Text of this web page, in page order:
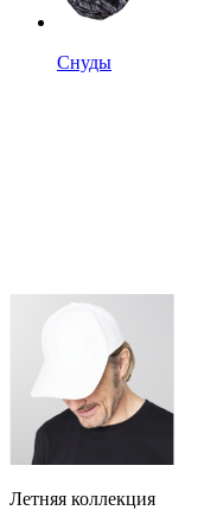
Снуды
Летняя коллекция